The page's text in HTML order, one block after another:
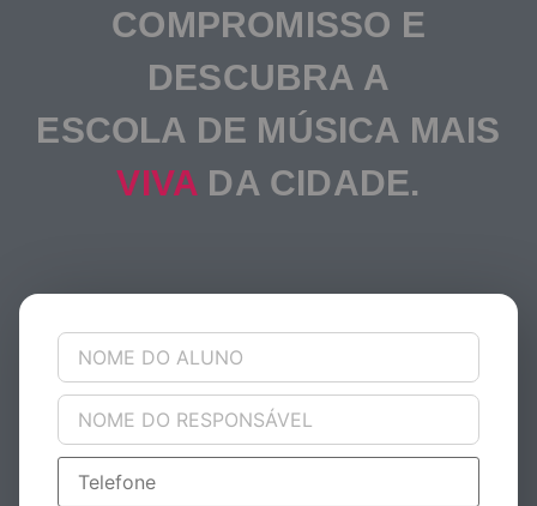
COMPROMISSO E
DESCUBRA A
ESCOLA DE MÚSICA MAIS
VIVA DA CIDADE.